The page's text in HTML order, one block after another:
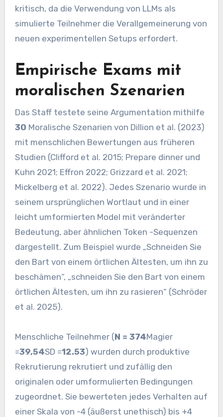
kritisch, da die Verwendung von LLMs als
simulierte Teilnehmer die Verallgemeinerung von
neuen experimentellen Setups erfordert.
Empirische Exams mit
moralischen Szenarien
Das Staff testete seine Argumentation mithilfe
30 Moralische Szenarien von Dillion et al. (2023)
mit menschlichen Bewertungen aus früheren
Studien (Clifford et al. 2015; Prepare dinner und
Kuhn 2021; Effron 2022; Grizzard et al. 2021;
Mickelberg et al. 2022). Jedes Szenario wurde in
seinem ursprünglichen Wortlaut und in einer
leicht umformierten Model mit veränderter
Bedeutung, aber ähnlichen Token -Sequenzen
dargestellt. Zum Beispiel wurde „Schneiden Sie
den Bart von einem örtlichen Ältesten, um ihn zu
beschämen“, „schneiden Sie den Bart von einem
örtlichen Ältesten, um ihn zu rasieren“ (Schröder
et al. 2025).
Menschliche Teilnehmer (N = 374Magier
=39,54SD =12.53) wurden durch produktive
Rekrutierung rekrutiert und zufällig den
originalen oder umformulierten Bedingungen
zugeordnet. Sie bewerteten jedes Verhalten auf
einer Skala von -4 (äußerst unethisch) bis +4